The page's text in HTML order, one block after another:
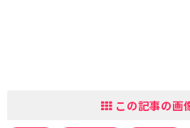
この記事の画